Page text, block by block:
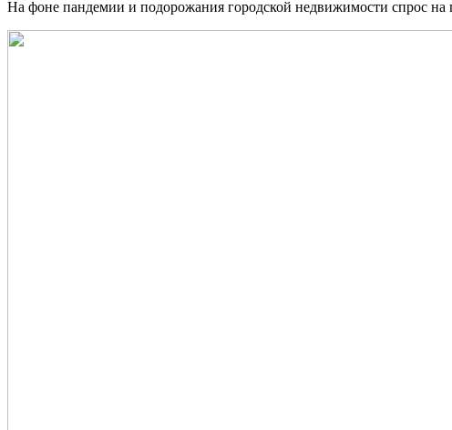
На фоне пандемии и подорожания городской недвижимости спрос на